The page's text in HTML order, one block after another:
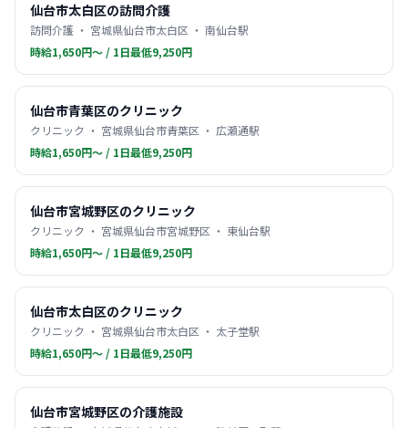
仙台市太白区の訪問介護
訪問介護 ・ 宮城県仙台市太白区 ・ 南仙台駅
時給1,650円〜 / 1日最低9,250円
仙台市青葉区のクリニック
クリニック ・ 宮城県仙台市青葉区 ・ 広瀬通駅
時給1,650円〜 / 1日最低9,250円
仙台市宮城野区のクリニック
クリニック ・ 宮城県仙台市宮城野区 ・ 東仙台駅
時給1,650円〜 / 1日最低9,250円
仙台市太白区のクリニック
クリニック ・ 宮城県仙台市太白区 ・ 太子堂駅
時給1,650円〜 / 1日最低9,250円
仙台市宮城野区の介護施設